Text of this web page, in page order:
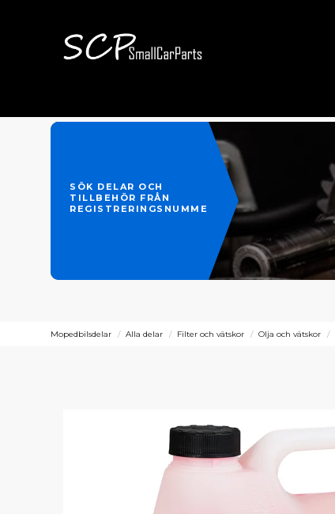
SÖK DELAR OCH
TILLBEHÖR FRÅN
REGISTRERINGSNUMMER
Mopedbilsdelar Alla delar Filter och vätskor Olja och vätskor